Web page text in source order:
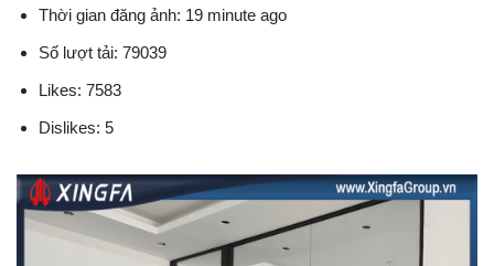
Thời gian đăng ảnh: 19 minute ago
Số lượt tải: 79039
Likes: 7583
Dislikes: 5